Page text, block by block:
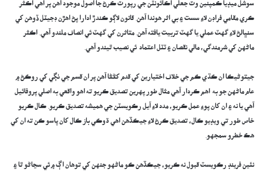
سوشل ميڊيا ڪمپنين وٽ جعلي اڪائونٽن جي رپورٽ ڪرڻ جا اصول موجود آهن پر اهي اڪثر
ڪري مقامي فراڊن لاءِ سست ۽ بي اثر هوندا آهن. قانون لاڳو ڪندڙ ادارا پڻ اهڙن ڊجيٽل ڏوهن کي
سنڀالڻ لاءِ گهٽ عملي يا گهٽ تربيت يافته آهن. متاثرن کي گهٽ ئي انصاف ملندو آهي. اڪثر
ماڻهن کي شرمندگي، مالي نقصان ۽ ٽٽل اعتماد ئي نصيب ٿيندو آهي.
جيتوڻيڪا ان ڪڌي ڪم جي خلاف اختيارين کي قدم کڻڻا آهن پر ان قسم جي ٺڳي کي روڪڻ ۾
عام ماڻهن جو به اهم ڪردار آهي مثال طور پهرين تصديق ڪريو ته اهو واقعي به اصلي پروفائيل
آهي يا نه ۽ ان کان پوءِ عمل ڪريو، مدد لاءِ آيل رڪويسٽن جي هميشه تصديق ڪريو. ڪال ڪريو
خاص طور تي ويڊيو ڪال، تصديق ڪرڻ لاءِ جيڪڏهن اهي ڌوڪي باز ڪال کان پاسو ڪن ته ان کي
هڪ خطرو سمجهو.
نئين فرينڊ رڪويسٽ قبول نه ڪريو، جيڪڏهن ڪو ماڻهو جنهن کي توهان اڳ ۾ ئي سڃاڻو ٿا ۽